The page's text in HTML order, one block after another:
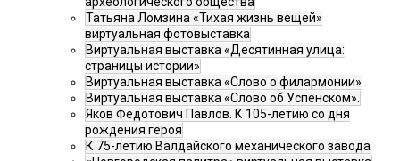
Татьяна Ломзина «Тихая жизнь вещей»
виртуальная фотовыставка
Виртуальная выставка «Десятинная улица:
страницы истории»
Виртуальная выставка «Слово о филармонии»
Виртуальная выставка «Слово об Успенском».
Яков Федотович Павлов. К 105-летию со дня
рождения героя
К 75-летию Валдайского механического завода